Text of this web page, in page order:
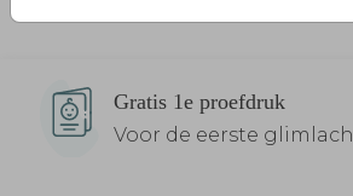
Gratis 1e proefdruk
Voor de eerste glimlach